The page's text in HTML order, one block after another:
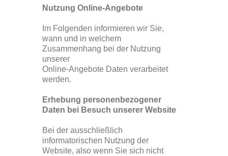
Nutzung Online-Angebote
Im Folgenden informieren wir Sie,
wann und in welchem
Zusammenhang bei der Nutzung
unserer
Online-Angebote Daten verarbeitet
werden.
Erhebung personenbezogener
Daten bei Besuch unserer Website
Bei der ausschließlich
informatorischen Nutzung der
Website, also wenn Sie sich nicht